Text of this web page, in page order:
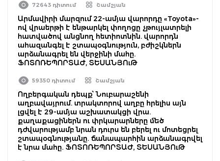
72643 դիտում Շամշյան
Արմավիրի մարզում 22-ամյա վարորդը «Toyota»-
ով վրաերթի է ենթարկել փողոցը չթույլատրելի
հատվածով անցնող հետիոտնին. վարորդն
ահազանգել է շտապօգնություն, բժիշկներն
արձանագրել են վերջինի մահը.
ՖՈՏՈՌԵՊՈՐՏԱԺ, ՏԵՍԱՆՅՈւԹ
59350 դիտում Շամշյան
Ողբերգական դեպք՝ Նուբարաշենի
աղբավայրում. տրակտորով աղբը հրելիս այն
լցվել է 29-ամյա աշխատակցի վրա.
քաղաքացիներն ու փրկարարները մեծ
դժվարությամբ նրան դուրս են բերել ու մոտեցրել
շտապօգնությանը. ճանապարհին արձանագրվել
է նրա մահը. ՖՈՏՈՌԵՊՈՐՏԱԺ, ՏԵՍԱՆՅՈւԹ